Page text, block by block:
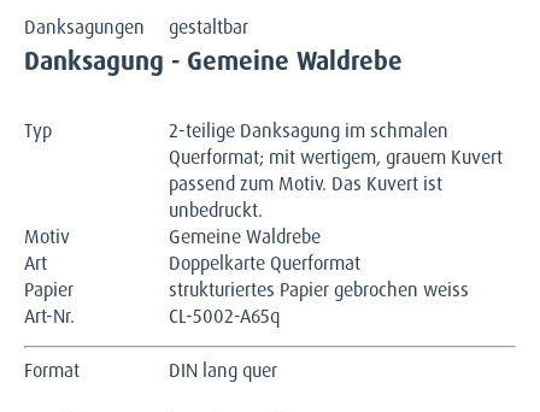
Danksagungen gestaltbar
Danksagung - Gemeine Waldrebe
Typ
2-teilige Danksagung im schmalen
Querformat; mit wertigem, grauem Kuvert
passend zum Motiv. Das Kuvert ist
unbedruckt.
Motiv
Gemeine Waldrebe
Art
Doppelkarte Querformat
Papier
strukturiertes Papier gebrochen weiss
Art-Nr.
CL-5002-A65q
Format DIN lang quer